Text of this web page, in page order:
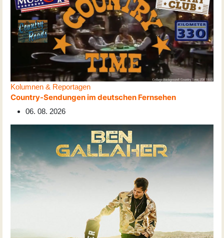
Kolumnen & Reportagen
Country-Sendungen im deutschen Fernsehen
06. 08. 2026